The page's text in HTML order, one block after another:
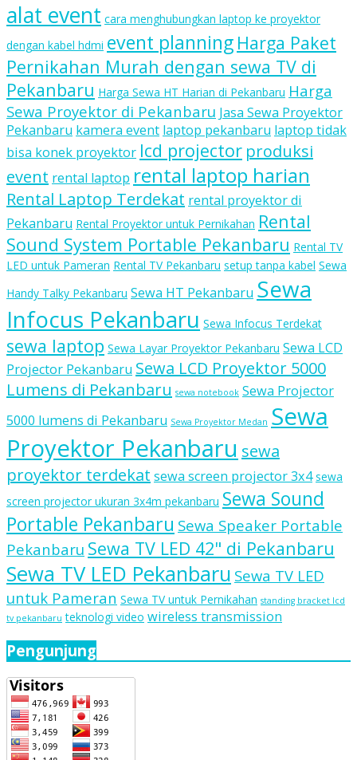
alat event cara menghubungkan laptop ke proyektor
dengan kabel hdmi event planning Harga Paket
Pernikahan Murah dengan sewa TV di
Pekanbaru Harga Sewa HT Harian di Pekanbaru Harga
Sewa Proyektor di Pekanbaru Jasa Sewa Proyektor
Pekanbaru kamera event laptop pekanbaru laptop tidak
bisa konek proyektor lcd projector produksi
event rental laptop rental laptop harian
Rental Laptop Terdekat rental proyektor di
Pekanbaru Rental Proyektor untuk Pernikahan Rental
Sound System Portable Pekanbaru Rental TV
LED untuk Pameran Rental TV Pekanbaru setup tanpa kabel Sewa
Handy Talky Pekanbaru Sewa HT Pekanbaru Sewa
Infocus Pekanbaru Sewa Infocus Terdekat
sewa laptop Sewa Layar Proyektor Pekanbaru Sewa LCD
Projector Pekanbaru Sewa LCD Proyektor 5000
Lumens di Pekanbaru sewa notebook Sewa Projector
5000 lumens di Pekanbaru Sewa Proyektor Medan Sewa
Proyektor Pekanbaru sewa
proyektor terdekat sewa screen projector 3x4 sewa
screen projector ukuran 3x4m pekanbaru Sewa Sound
Portable Pekanbaru Sewa Speaker Portable
Pekanbaru Sewa TV LED 42" di Pekanbaru
Sewa TV LED Pekanbaru Sewa TV LED
untuk Pameran Sewa TV untuk Pernikahan standing bracket lcd
tv pekanbaru teknologi video wireless transmission
Pengunjung